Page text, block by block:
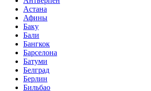
Астана
Афины
Баку
Бали
Бангкок
Барселона
Батуми
Белград
Берлин
Бильбао